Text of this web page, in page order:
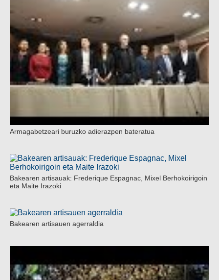
Armagabetzeari buruzko adierazpen bateratua
Bakearen artisauak: Frederique Espagnac, Mixel Berhokoirigoin
eta Maite Irazoki
Bakearen artisauen agerraldia